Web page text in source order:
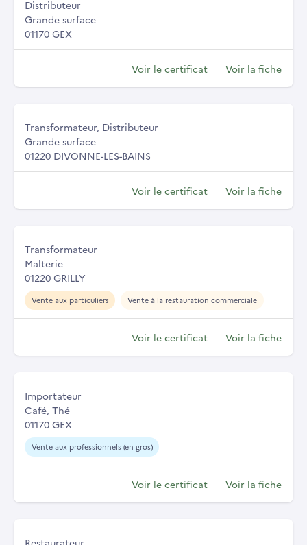
Distributeur
Grande surface
01170 GEX
Voir le certificat Voir la fiche
Transformateur, Distributeur
Grande surface
01220 DIVONNE-LES-BAINS
Voir le certificat Voir la fiche
Transformateur
Malterie
01220 GRILLY
Vente aux particuliers Vente à la restauration commerciale
Voir le certificat Voir la fiche
Importateur
Café, Thé
01170 GEX
Vente aux professionnels (en gros)
Voir le certificat Voir la fiche
Restaurateur